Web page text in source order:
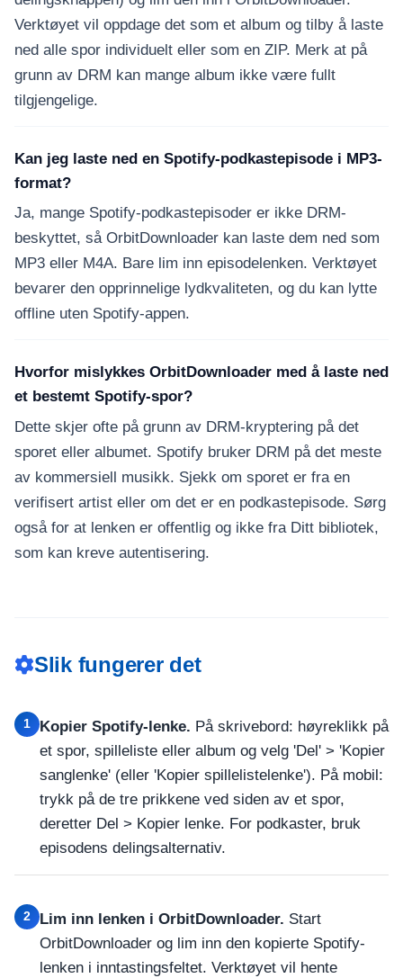
Verktøyet vil oppdage det som et album og tilby å laste
ned alle spor individuelt eller som en ZIP. Merk at på
grunn av DRM kan mange album ikke være fullt
tilgjengelige.
Kan jeg laste ned en Spotify-podkastepisode i MP3-
format?
Ja, mange Spotify-podkastepisoder er ikke DRM-
beskyttet, så OrbitDownloader kan laste dem ned som
MP3 eller M4A. Bare lim inn episodelenken. Verktøyet
bevarer den opprinnelige lydkvaliteten, og du kan lytte
offline uten Spotify-appen.
Hvorfor mislykkes OrbitDownloader med å laste ned
et bestemt Spotify-spor?
Dette skjer ofte på grunn av DRM-kryptering på det
sporet eller albumet. Spotify bruker DRM på det meste
av kommersiell musikk. Sjekk om sporet er fra en
verifisert artist eller om det er en podkastepisode. Sørg
også for at lenken er offentlig og ikke fra Ditt bibliotek,
som kan kreve autentisering.
Slik fungerer det
1 Kopier Spotify-lenke. På skrivebord: høyreklikk på
et spor, spilleliste eller album og velg 'Del' > 'Kopier
sanglenke' (eller 'Kopier spillelistelenke'). På mobil:
trykk på de tre prikkene ved siden av et spor,
deretter Del > Kopier lenke. For podkaster, bruk
episodens delingsalternativ.
2 Lim inn lenken i OrbitDownloader. Start
OrbitDownloader og lim inn den kopierte Spotify-
lenken i inntastingsfeltet. Verktøyet vil hente